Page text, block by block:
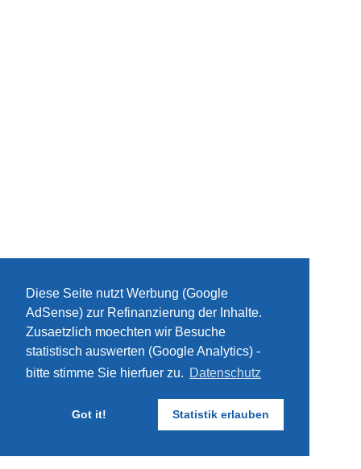
Diese Seite nutzt Werbung (Google
AdSense) zur Refinanzierung der Inhalte.
Zusaetzlich moechten wir Besuche
statistisch auswerten (Google Analytics) -
bitte stimme Sie hierfuer zu. Datenschutz
Got it! Statistik erlauben